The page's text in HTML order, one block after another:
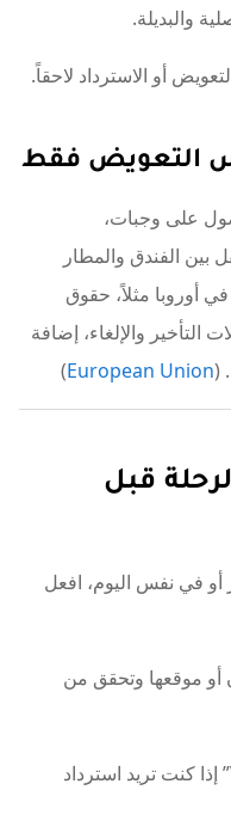
والبديلة.
أو الاسترداد لاحقاً.
على وجبات،
بين الفندق والمطار
أوروبا مثلاً، حقوق
والإلغاء، إضافة
(
European Union
)
قبل
أو في نفس اليوم، افعل
أو موقعها وتحقق من
لا تقبل قسيمة سفر “Voucher” إذا كنت تريد استرداد